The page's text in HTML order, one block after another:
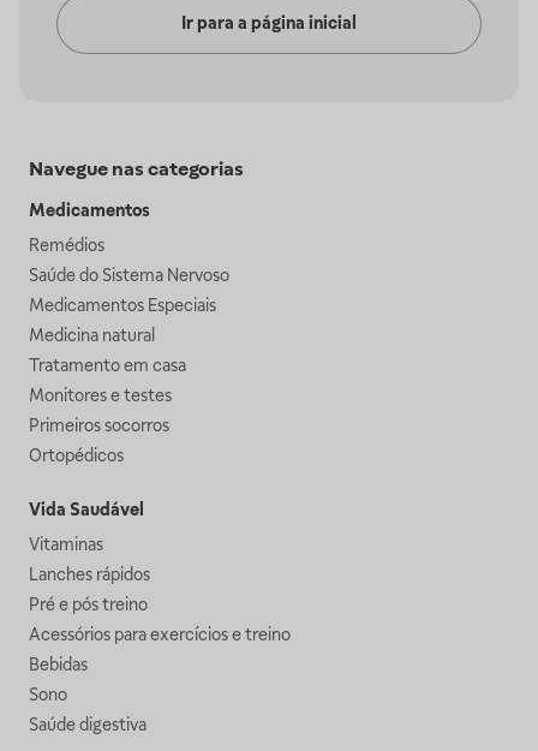
Ir para a página inicial
Navegue nas categorias
Medicamentos
Remédios
Saúde do Sistema Nervoso
Medicamentos Especiais
Medicina natural
Tratamento em casa
Monitores e testes
Primeiros socorros
Ortopédicos
Vida Saudável
Vitaminas
Lanches rápidos
Pré e pós treino
Acessórios para exercícios e treino
Bebidas
Sono
Saúde digestiva